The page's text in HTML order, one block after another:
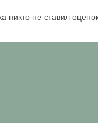
никто не ставил